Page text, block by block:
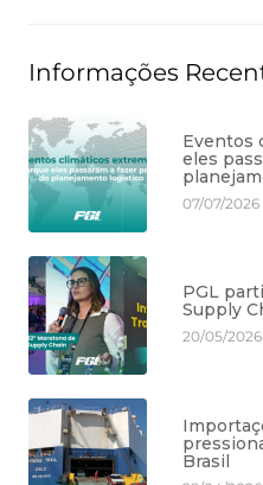
Informações
Eventos
eles
07/07/2026
PGL
Supply
20/05/2026
Brasil